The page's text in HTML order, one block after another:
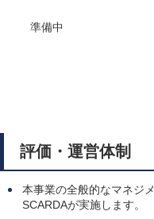
準備中
評価・運営体制
本事業の全般的なマネジ
SCARDAが実施します。